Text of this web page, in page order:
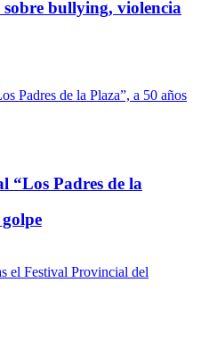
bullying, violencia
“Los Padres de la